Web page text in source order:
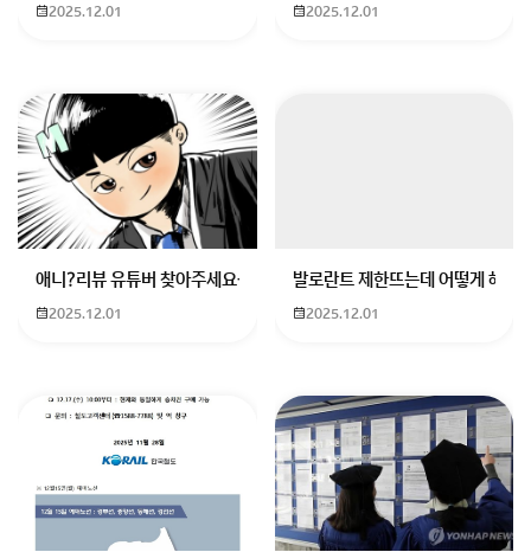
발음이 안좋은것같고 초등학생이 풀수 있을것같은 수준
저는 사실 서울에있는곳으로 가고싶었는데 통학때문에
제과제빵과가 있는 가까운곳으로 가게되었어요사실 제
가 다니고 있는곳도 50분정도 걸려요저는 제과제빵 자
격증이 있고 케이크 자격증같은 민간 자격증도 이미 있는
데요 실습을 제과제빵 자격증 품목으로 한다네요??다른
교를 선택한 이유가 고2 2학기부터 도제반을 할수 있다
는건데요 이게 뭐냐면 실제 업장에서 일을 하는거에요일
그거땜에 이 학교를 온거에요 근데 요즘 진짜 학교 왜 다
니는지 현타가 와요 학교 분위기가…너무 별로고요 멀리
서 와서 학교에 아는애들이 없고요 친한 애들도 2명정도
밖에 없어요샤갈 재미있지도 않고요 아침에 일찍 일어나
는게 너무 힘들고학교에서 배우는게 없는것같아요 ㅠㅠ
2025.12.01 2025.12.01
애니?리뷰 유튜버 찾아주세요ㅠㅠ 무슨 검정머리 남자 캐릭터에 더빙하
2025.12.01
발로란트 제한뜨는데 어떻게 해야
2025.12.01